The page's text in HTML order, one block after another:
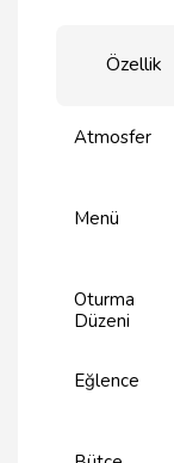
Özellik
Atmosfer
Menü
Oturma
Düzeni
Eğlence